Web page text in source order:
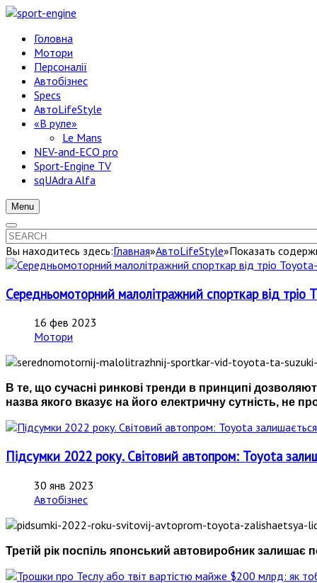
Головна
Мотори
Персоналії
Автобізнес
Specs
АвтоLifeStyle
«В руле»
Le Mans
NEV-and-ECO pro
Sport-Engine TV
sqUAdra Alfa
Menu
Вы находитесь здесь:Главная»АвтоLifeStyle»Показать
Середньомоторний малолітражний спорткар від
16 фев 2023
Мотори
В те, що сучасні ринкові тренди в принципі
назва якого вказує на його електричну сутність, не
Підсумки 2022 року. Світовий автопром: Toyota
30 янв 2023
Автобізнес
Третій рік поспіль японський автовиробник залишає